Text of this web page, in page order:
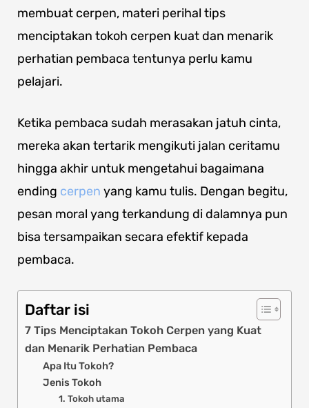
membuat cerpen, materi perihal tips
menciptakan tokoh cerpen kuat dan menarik
perhatian pembaca tentunya perlu kamu
pelajari.
Ketika pembaca sudah merasakan jatuh cinta,
mereka akan tertarik mengikuti jalan ceritamu
hingga akhir untuk mengetahui bagaimana
ending cerpen yang kamu tulis. Dengan begitu,
pesan moral yang terkandung di dalamnya pun
bisa tersampaikan secara efektif kepada
pembaca.
Daftar isi
7 Tips Menciptakan Tokoh Cerpen yang Kuat
dan Menarik Perhatian Pembaca
Apa Itu Tokoh?
Jenis Tokoh
1. Tokoh utama